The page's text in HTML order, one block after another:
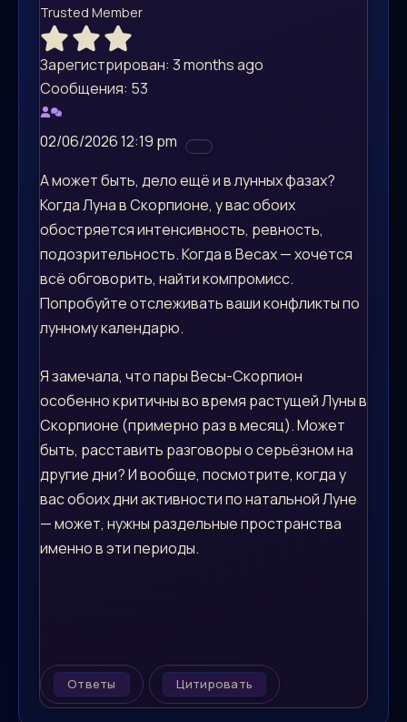
Trusted Member
Зарегистрирован: 3 months ago
Сообщения: 53
02/06/2026 12:19 pm
А может быть, дело ещё и в лунных фазах?
Когда Луна в Скорпионе, у вас обоих
обостряется интенсивность, ревность,
подозрительность. Когда в Весах — хочется
всё обговорить, найти компромисс.
Попробуйте отслеживать ваши конфликты по
лунному календарю.
Я замечала, что пары Весы-Скорпион
особенно критичны во время растущей Луны в
Скорпионе (примерно раз в месяц). Может
быть, расставить разговоры о серьёзном на
другие дни? И вообще, посмотрите, когда у
вас обоих дни активности по натальной Луне
— может, нужны раздельные пространства
именно в эти периоды.
Ответы Цитировать